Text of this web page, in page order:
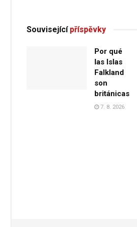
Souvisejícípříspěvky
Por qué
las Islas
Falkland
son
británicas
7. 8. 2026